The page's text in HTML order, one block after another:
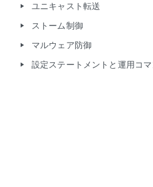
play_arrow ユニキャスト転送
play_arrow ストーム制御
play_arrow マルウェア防御
play_arrow 設定ステートメントと運用コマ